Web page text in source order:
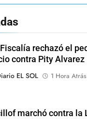
rechazó el
contra Pity Alvarez
EL SOL
1 Hora Atrás
marchó contra la